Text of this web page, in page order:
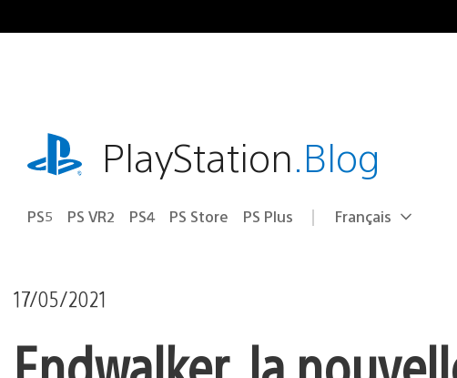
au
playstation.comPlayStation.Blog
PS5 PS VR2 PS4 PS Store PS Plus Choisir
Région
Français
17/05/2021